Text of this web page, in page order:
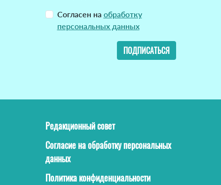
Согласен на обработку
персональных данных
ПОДПИСАТЬСЯ
Редакционный совет
Согласие на обработку персональных
данных
Политика конфиденциальности